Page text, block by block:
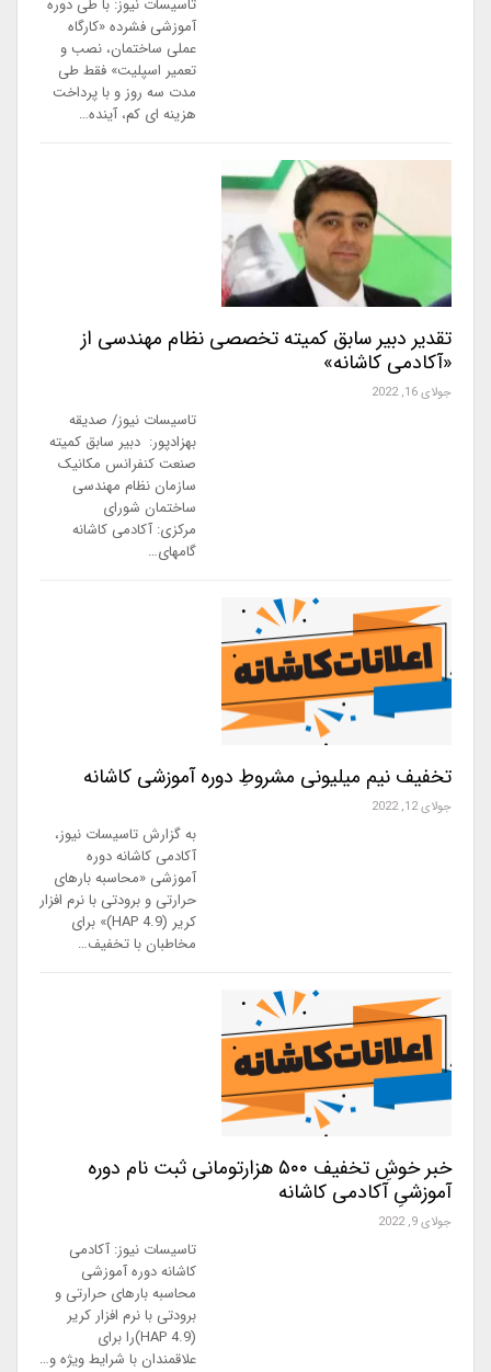
تاسیسات نیوز: با طی دوره
آموزشی فشرده «کارگاه
عملی ساختمان، نصب و
تعمیر اسپلیت» فقط طی
مدت سه روز و با پرداخت
هزینه ای کم، آینده…
تقدیر دبیر سابق کمیته تخصصی نظام مهندسی از
«آکادمی کاشانه»
جولای 16, 2022
تاسیسات نیوز/ صدیقه
بهزادپور: دبیر سابق کمیته
صنعت کنفرانس مکانیک
سازمان نظام مهندسی
ساختمان شورای
مرکزی: آکادمی کاشانه
گامهای…
تخفیف نیم میلیونی مشروطِ دوره آموزشی کاشانه
جولای 12, 2022
به گزارش تاسیسات نیوز،
آکادمی کاشانه دوره
آموزشی «محاسبه بارهای
حرارتی و برودتی با نرم افزار
کریر (HAP 4.9)» برای
مخاطبان با تخفیف…
خبر خوشِ تخفیف ۵۰۰ هزارتومانی ثبت نام دوره
آموزشیِ آکادمی کاشانه
جولای 9, 2022
تاسیسات نیوز: آکادمی
کاشانه دوره آموزشی
محاسبه بارهای حرارتی و
برودتی با نرم افزار کریر
(HAP 4.9)را برای
علاقمندان با شرایط ویژه و…